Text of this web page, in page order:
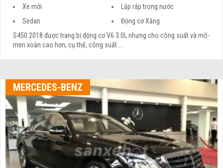
Xe mới
Lắp ráp trong nước
Sedan
Động cơ Xăng
S450 2018 được trang bị động cơ V6 3.0L nhưng cho công suất và mô-
men xoắn cao hơn, cụ thể, công suất ...
MERCEDES-BENZ